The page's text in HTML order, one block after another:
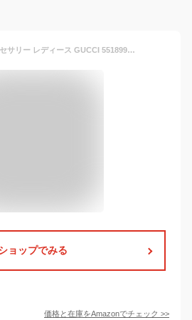
[グッチ]リング アクセサリー レディース GUCCI 551899 J8400 0811 シルバー 11号 [並行輸入品]
ョップでみる
価格と在庫をAmazonでチェック >>